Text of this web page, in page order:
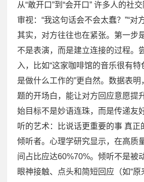
从“敢开口”到“会开口” 许多人的社
审视：“我这句话会不会太蠢？”“对
其实，对方往往也在紧张。第一步
不是表演，而是建立连接的过程。
入，比如“这家咖啡馆的音乐很有特
是做什么工作的”更自然。数据表
题的开场白，能让对方回应意愿提
始目标不是妙语连珠，而是传递友
听的艺术：比说话更重要的事 真正
倾听者。心理学研究显示，在高质
间占比应达60%70%。倾听不是被
眼神接触、点头和简短回应（如“原